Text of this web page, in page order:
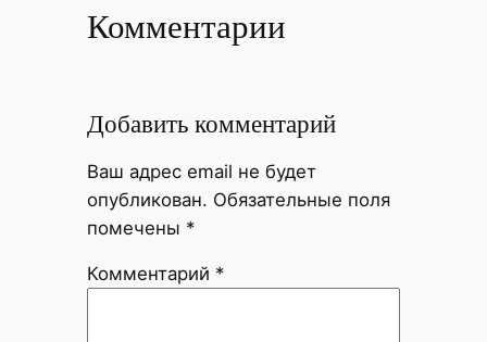
Комментарии
Добавить комментарий
Ваш адрес email не будет
опубликован. Обязательные поля
помечены *
Комментарий *